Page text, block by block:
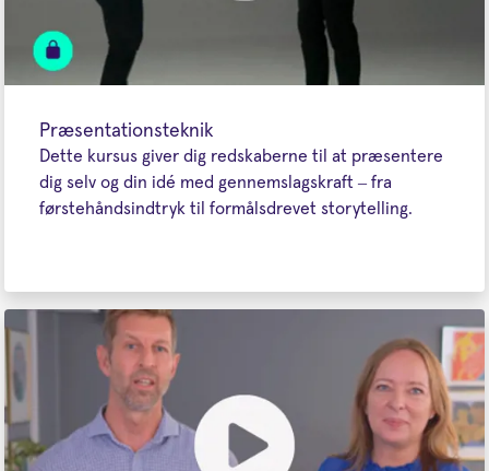
Præsentationsteknik
Dette kursus giver dig redskaberne til at præsentere
dig selv og din idé med gennemslagskraft – fra
førstehåndsindtryk til formålsdrevet storytelling.